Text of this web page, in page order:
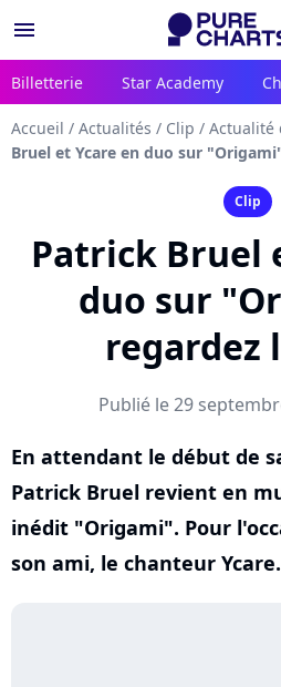
menu
Billetterie Star Academy
Accueil / Actualités / Clip / Actualité
Bruel et Ycare en duo sur
Clip
Patrick Bruel
duo sur
regardez
Publié le 29
En attendant le début de
Patrick Bruel revient en
inédit "Origami". Pour
son ami, le chanteur